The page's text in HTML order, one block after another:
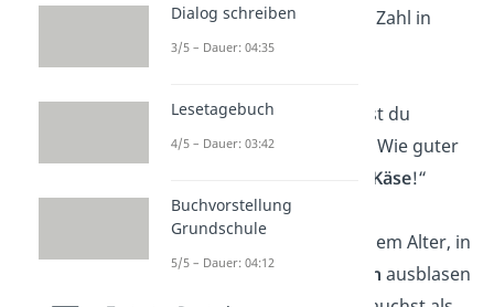
eine ziemlich große Zahl in
deinem Fall!“
„Mit jedem Jahr wirst du
wertvoller für mich. Wie guter
Käse!“
„Du bist offiziell in dem Alter, in
dem du beim
Kerzen ausblasen
Dialog schreiben
3/5 – Dauer: 04:35
Lesetagebuch
4/5 – Dauer: 03:42
Buchvorstellung
Grundschule
5/5 – Dauer: 04:12